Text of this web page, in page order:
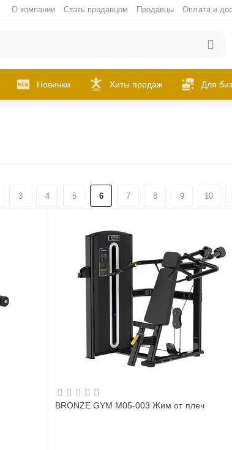
О компании Стать продавцом Продавцы Оплата и
Новинки Хиты продаж Для
3 4 5 6 7 8 9 10
BRONZE GYM M05-003 Жим от плеч